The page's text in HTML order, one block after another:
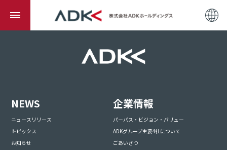
NEWS
ニュースリリース
トピックス
お知らせ
企業情報
パーパス・ビジョン・バリュー
ADKグループ主要4社について
ごあいさつ